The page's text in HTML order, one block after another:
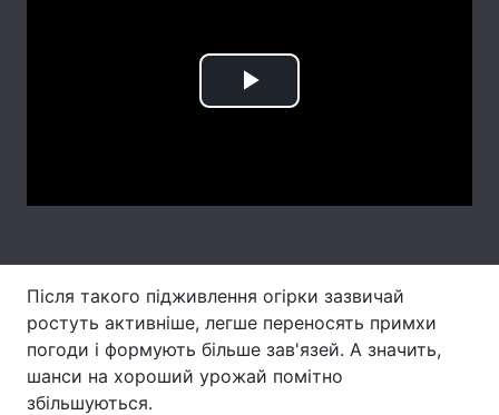
Тема оформлення
Play
Після такого підживлення огірки зазвичай
ростуть активніше, легше переносять примхи
погоди і формують більше зав'язей. А значить,
шанси на хороший урожай помітно
збільшуються.